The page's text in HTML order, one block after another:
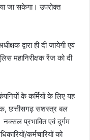
जा सकेगा। उपरोक्त
द्वारा ही दी जायेगी एवं
महानिरीक्षक रेंज को दी
के कर्मियों के लिए यह
छत्तीसगढ़ सशस्त्र बल
प्रभावित एवं दुर्गम
कर्मचारियों को